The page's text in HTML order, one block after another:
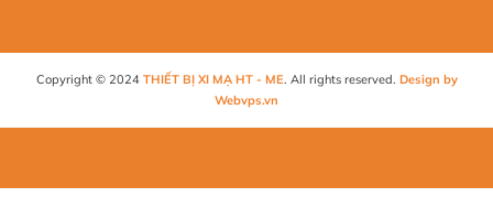
Copyright © 2024 THIẾT BỊ XI MẠ HT - ME . All rights reserved. Design by
Webvps.vn